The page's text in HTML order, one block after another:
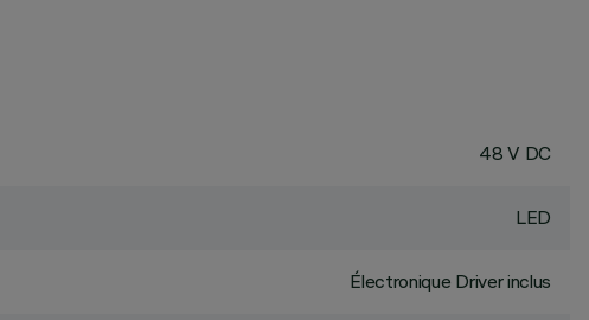
48 V DC
LED
Électronique Driver inclus